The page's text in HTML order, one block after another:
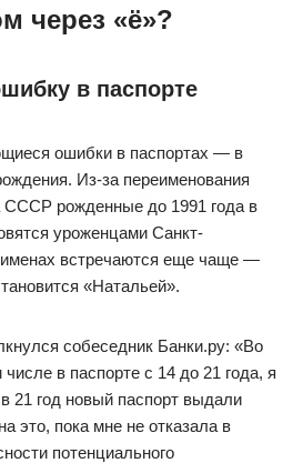
через «ё»?
в паспорте
ошибки в паспортах — в
Из-за переименования
СССР рожденные до 1991 года в
уроженцами Санкт-
встречаются еще чаще —
«Натальей».
собеседник Банки.ру: «Во
в паспорте с 14 до 21 года, я
21 год новый паспорт выдали
это, пока мне не отказала в
потенциального